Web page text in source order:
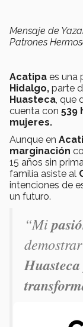
Mensaje de
Patrones
Acatipa es una
Hidalgo, parte
Huasteca ,
cuenta con 539
mujeres.
Aunque en
marginación
15 años sin
familia asiste al
intenciones de
un futuro.
“Mi
estoy